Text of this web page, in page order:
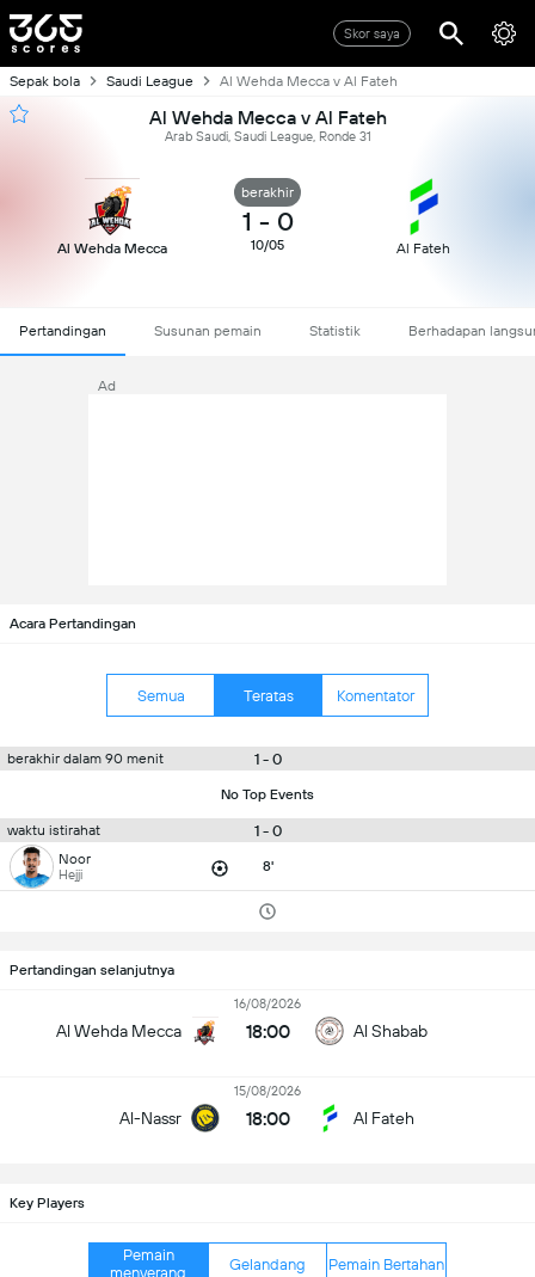
Skor saya
Sepak bola Saudi League Al Wehda Mecca v Al Fateh
Al Wehda Mecca v Al Fateh
Arab Saudi, Saudi League, Ronde 31
Al Wehda Mecca
berakhir
1 - 0
10/05 Al Fateh
Pertandingan Susunan pemain Statistik Berhadapan
Ad
Acara Pertandingan
Semua Teratas Komentator
berakhir dalam 90 menit 1 - 0
No Top Events
waktu istirahat 1 - 0
Noor
Hejji 8'
Pertandingan selanjutnya
Al Wehda Mecca
16/08/2026
18:00 Al Shabab
Al-Nassr
15/08/2026
18:00 Al Fateh
Key Players
Pemain
menyerang
Gelandang Pemain Bertahan